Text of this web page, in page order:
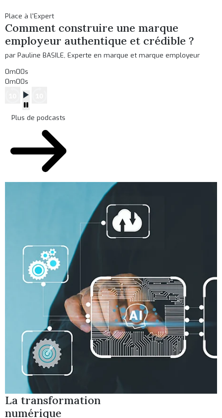
Place à l'Expert
Comment construire une marque
employeur authentique et crédible ?
par Pauline BASILE, Experte en marque et marque employeur
0m00s
0m00s
Plus de podcasts
La transformation
numérique